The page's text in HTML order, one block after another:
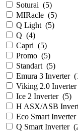
Soturai (5)
MIRacle (5)
Q Light (5)
Q (4)
Capri (5)
Promo (5)
Standart (5)
Emura 3 Inverter (
Viking 2.0 Inverter
Ice 2 Inverter (5)
H ASX/ASB
Eco Smart Inverter
Q Smart Inverter (